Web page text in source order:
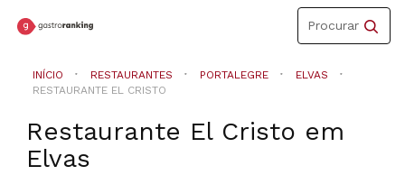
Toggle
navigation
Procurar
INÍCIO RESTAURANTES PORTALEGRE
ELVAS
RESTAURANTE EL CRISTO
Restaurante El Cristo em
Elvas